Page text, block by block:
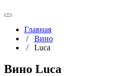
Главная
/ Вино
/ Luca
Вино Luca